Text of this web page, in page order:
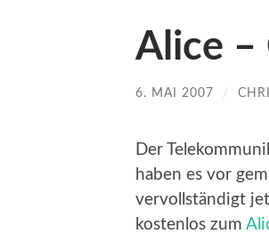
Alice
6. MAI 2007 /
Der
haben es vor
vervollständigt
kostenlos zum